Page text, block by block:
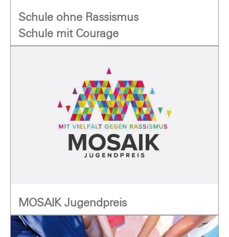
Schule ohne Rassismus
Schule mit Courage
MOSAIK Jugendpreis